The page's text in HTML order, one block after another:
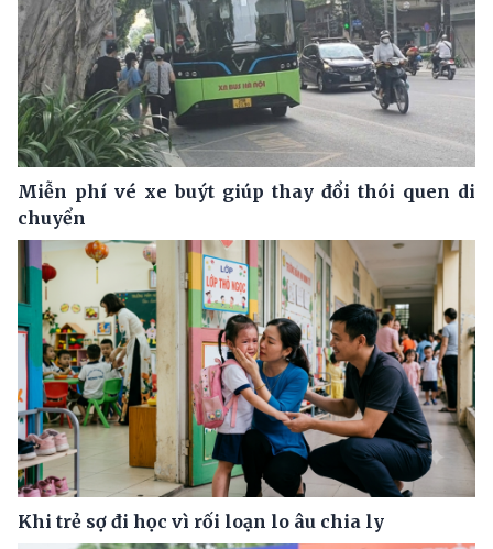
Miễn phí vé xe buýt giúp thay đổi thói quen di
chuyển
Khi trẻ sợ đi học vì rối loạn lo âu chia ly